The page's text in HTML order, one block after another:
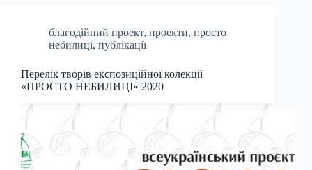
благодійний проект, проекти, просто
небилиці, публікації
Перелік творів експозиційної колекції
«ПРОСТО НЕБИЛИЦІ» 2020